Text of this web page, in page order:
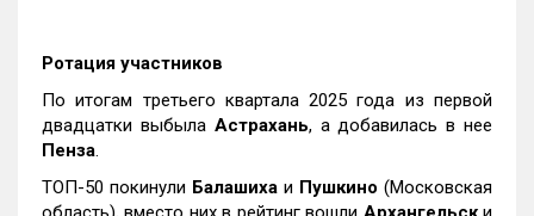
Ротация участников
По итогам третьего квартала 2025 года из первой
двадцатки выбыла Астрахань, а добавилась в нее
Пенза.
ТОП-50 покинули Балашиха и Пушкино (Московская